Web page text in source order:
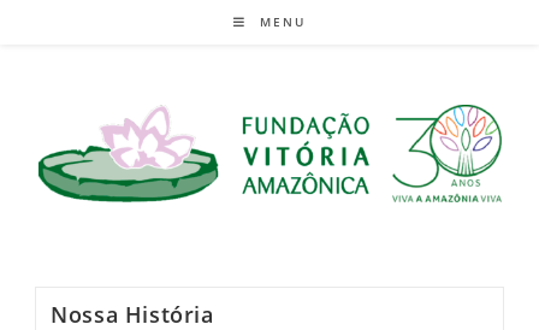
MENU
Nossa História